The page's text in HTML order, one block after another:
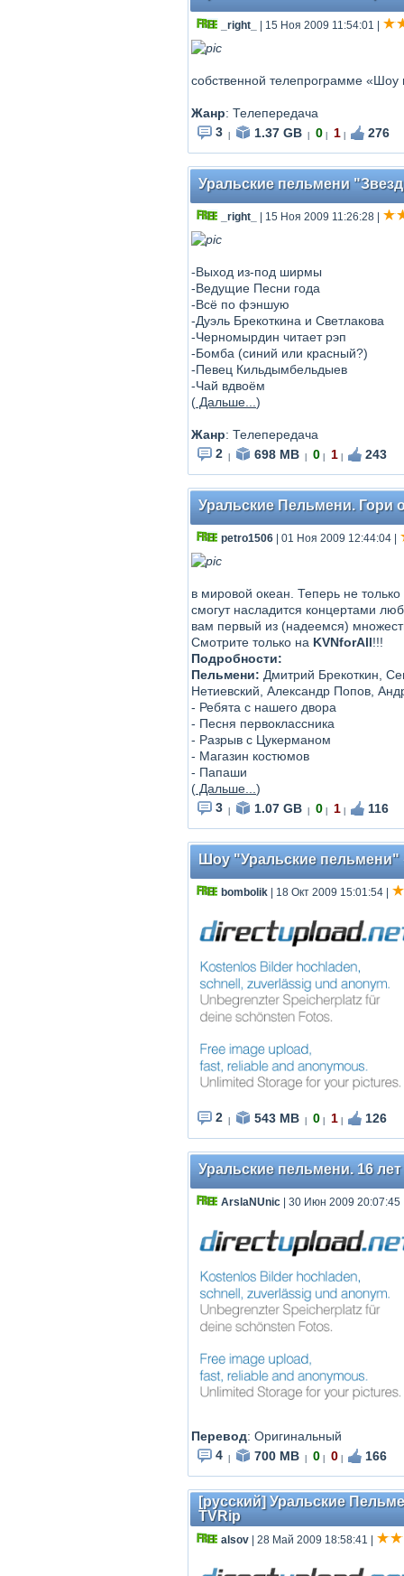
_right_ | 15 Ноя 2009 11:54:01
собственной телепрограмме «Шоу
Жанр: Телепередача
3
1.37 GB 0 1 276
Уральские пельмени
_right_ | 15 Ноя 2009 11:26:28
-Выход из-под ширмы
-Ведущие Песни года
-Всё по фэншую
-Дуэль Брекоткина и Светлакова
-Черномырдин читает рэп
-Бомба (синий или красный?)
-Певец Кильдымбельдыев
-Чай вдвоём
( Дальше... )
Жанр: Телепередача
2
698 MB 0 1 243
Уральские Пельмени. Гори
petro1506 | 01 Ноя 2009 12:44:04
в мировой океан. Теперь не
смогут насладится концертами
вам первый из (надеемся)
Смотрите только на KVNforAll!!!
Подробности:
Пельмени: Дмитрий Брекоткин,
Нетиевский, Александр Попов,
- Ребята с нашего двора
- Песня первоклассника
- Разрыв с Цукерманом
- Магазин костюмов
- Папаши
( Дальше... )
3
1.07 GB 0 1 116
Шоу "Уральские пельмени"
bombolik | 18 Окт 2009 15:01:54
2 543 MB 0 1 126
Уральские пельмени. 16 лет
ArslaNUnic | 30 Июн 2009 20:07:45
Перевод: Оригинальный
4
700 MB 0 0 166
[русский] Уральские
TVRip
alsov | 28 Май 2009 18:58:41